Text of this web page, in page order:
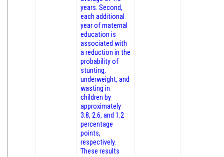
years. Second,
each additional
year of maternal
education is
associated with
a reduction in the
probability of
stunting,
underweight, and
wasting in
children by
approximately
3.8, 2.6, and 1.2
percentage
points,
respectively.
These results